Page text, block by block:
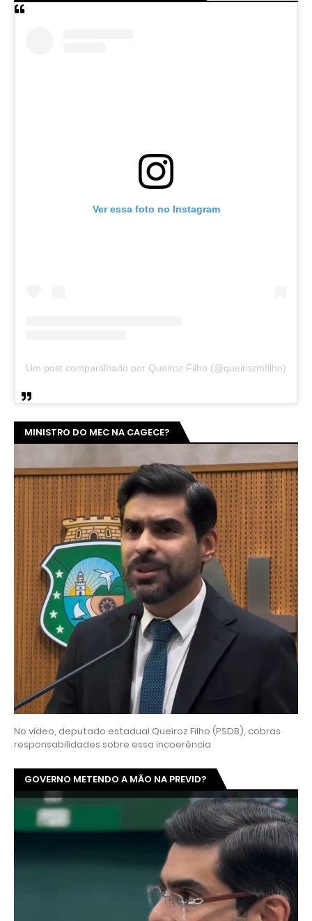
Ver essa foto no Instagram
Um post compartilhado por Queiroz Filho (@queirozmfilho)
MINISTRO DO MEC NA CAGECE?
No vídeo, deputado estadual Queiroz Filho (PSDB), cobras
responsabilidades sobre essa incoerência
GOVERNO METENDO A MÃO NA PREVID?